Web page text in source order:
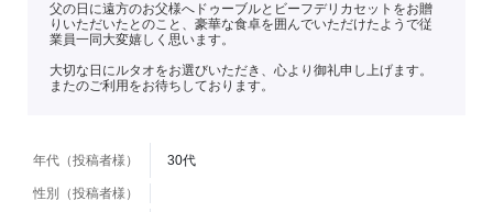
父の日に遠方のお父様へドゥーブルとビーフデリカセットをお贈
りいただいたとのこと、豪華な食卓を囲んでいただけたようで従
業員一同大変嬉しく思います。
大切な日にルタオをお選びいただき、心より御礼申し上げます。
またのご利用をお待ちしております。
年代（投稿者様） 30代
性別（投稿者様）